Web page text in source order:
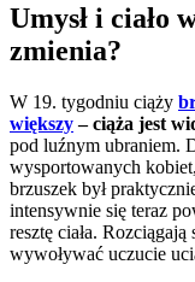
Umysł i ciało
zmienia?
W 19. tygodniu ciąży
większy– ciąża jest
pod luźnym ubraniem.
wysportowanych
brzuszek był
intensywnie się teraz
resztę ciała.
wywoływać uczucie